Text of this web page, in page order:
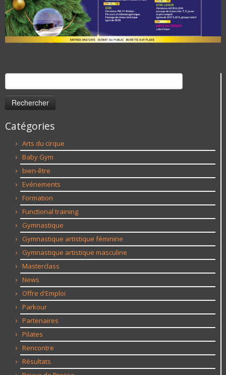
Rechercher :
Catégories
Arts du cirque
Baby Gym
bien-être
Evénements
Formation
Functional training
Gymnastique
Gymnastique artistique féminine
Gymnastique artistique masculine
Masterclass
News
Offre d'Emploi
Parkour
Partenaires
Pilates
Rencontre
Résultats